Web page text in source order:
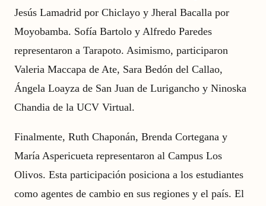
Jesús Lamadrid por Chiclayo y Jheral Bacalla por
Moyobamba. Sofía Bartolo y Alfredo Paredes
representaron a Tarapoto. Asimismo, participaron
Valeria Maccapa de Ate, Sara Bedón del Callao,
Ángela Loayza de San Juan de Lurigancho y Ninoska
Chandia de la UCV Virtual.
Finalmente, Ruth Chaponán, Brenda Cortegana y
María Aspericueta representaron al Campus Los
Olivos. Esta participación posiciona a los estudiantes
como agentes de cambio en sus regiones y el país. El